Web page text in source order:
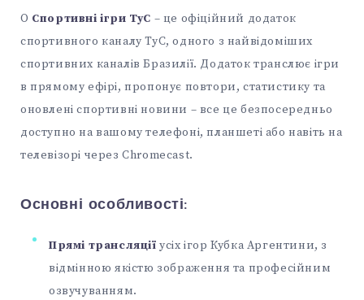
О Спортивні ігри TyC – це офіційний додаток
спортивного каналу TyC, одного з найвідоміших
спортивних каналів Бразилії. Додаток транслює ігри
в прямому ефірі, пропонує повтори, статистику та
оновлені спортивні новини – все це безпосередньо
доступно на вашому телефоні, планшеті або навіть на
телевізорі через Chromecast.
Основні особливості:
Прямі трансляції усіх ігор Кубка Аргентини, з
відмінною якістю зображення та професійним
озвучуванням.